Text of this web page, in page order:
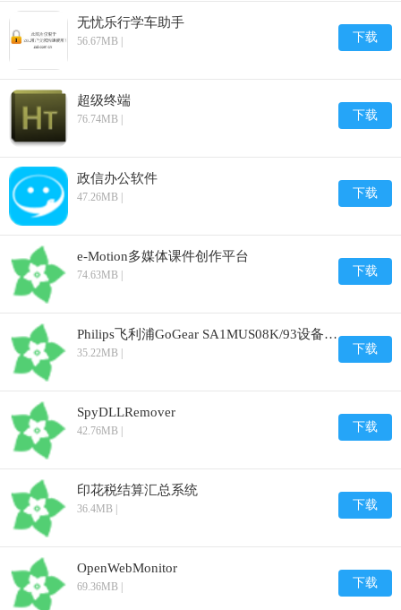
无忧乐行学车助手
56.67MB | 下载
超级终端
76.74MB | 下载
政信办公软件
47.26MB | 下载
e-Motion多媒体课件创作平台
74.63MB | 下载
Philips飞利浦GoGear SA1MUS08K/93设备管理器
35.22MB | 下载
SpyDLLRemover
42.76MB | 下载
印花税结算汇总系统
36.4MB | 下载
OpenWebMonitor
69.36MB | 下载